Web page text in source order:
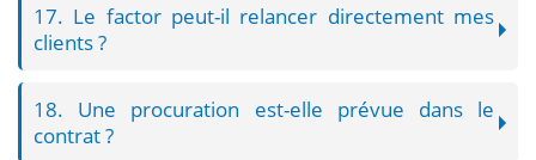
17. Le factor peut-il relancer directement mes
clients ?
18. Une procuration est-elle prévue dans le
contrat ?